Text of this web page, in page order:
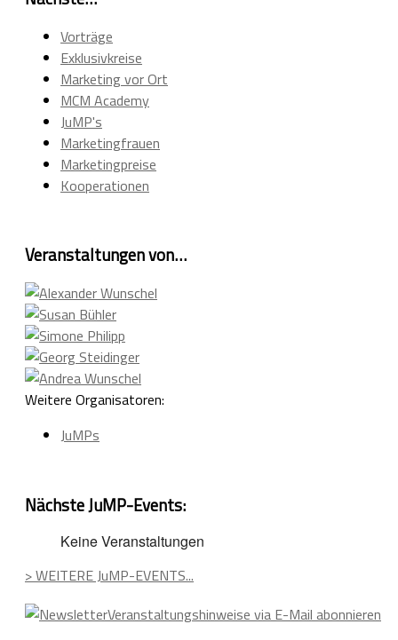
Vorträge
Exklusivkreise
Marketing vor Ort
MCM Academy
JuMP's
Marketingfrauen
Marketingpreise
Kooperationen
Veranstaltungen von…
Weitere Organisatoren:
JuMPs
Nächste JuMP-Events:
Keine Veranstaltungen
> WEITERE JuMP-EVENTS...
Veranstaltungshinweise via E-Mail abonnieren